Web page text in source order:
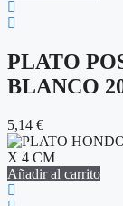
PLATO
BLANCO
5,14 €
Añadir al carrito